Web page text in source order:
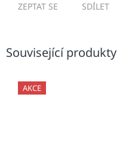
ZEPTAT SE SDÍLET
Související produkty
AKCE